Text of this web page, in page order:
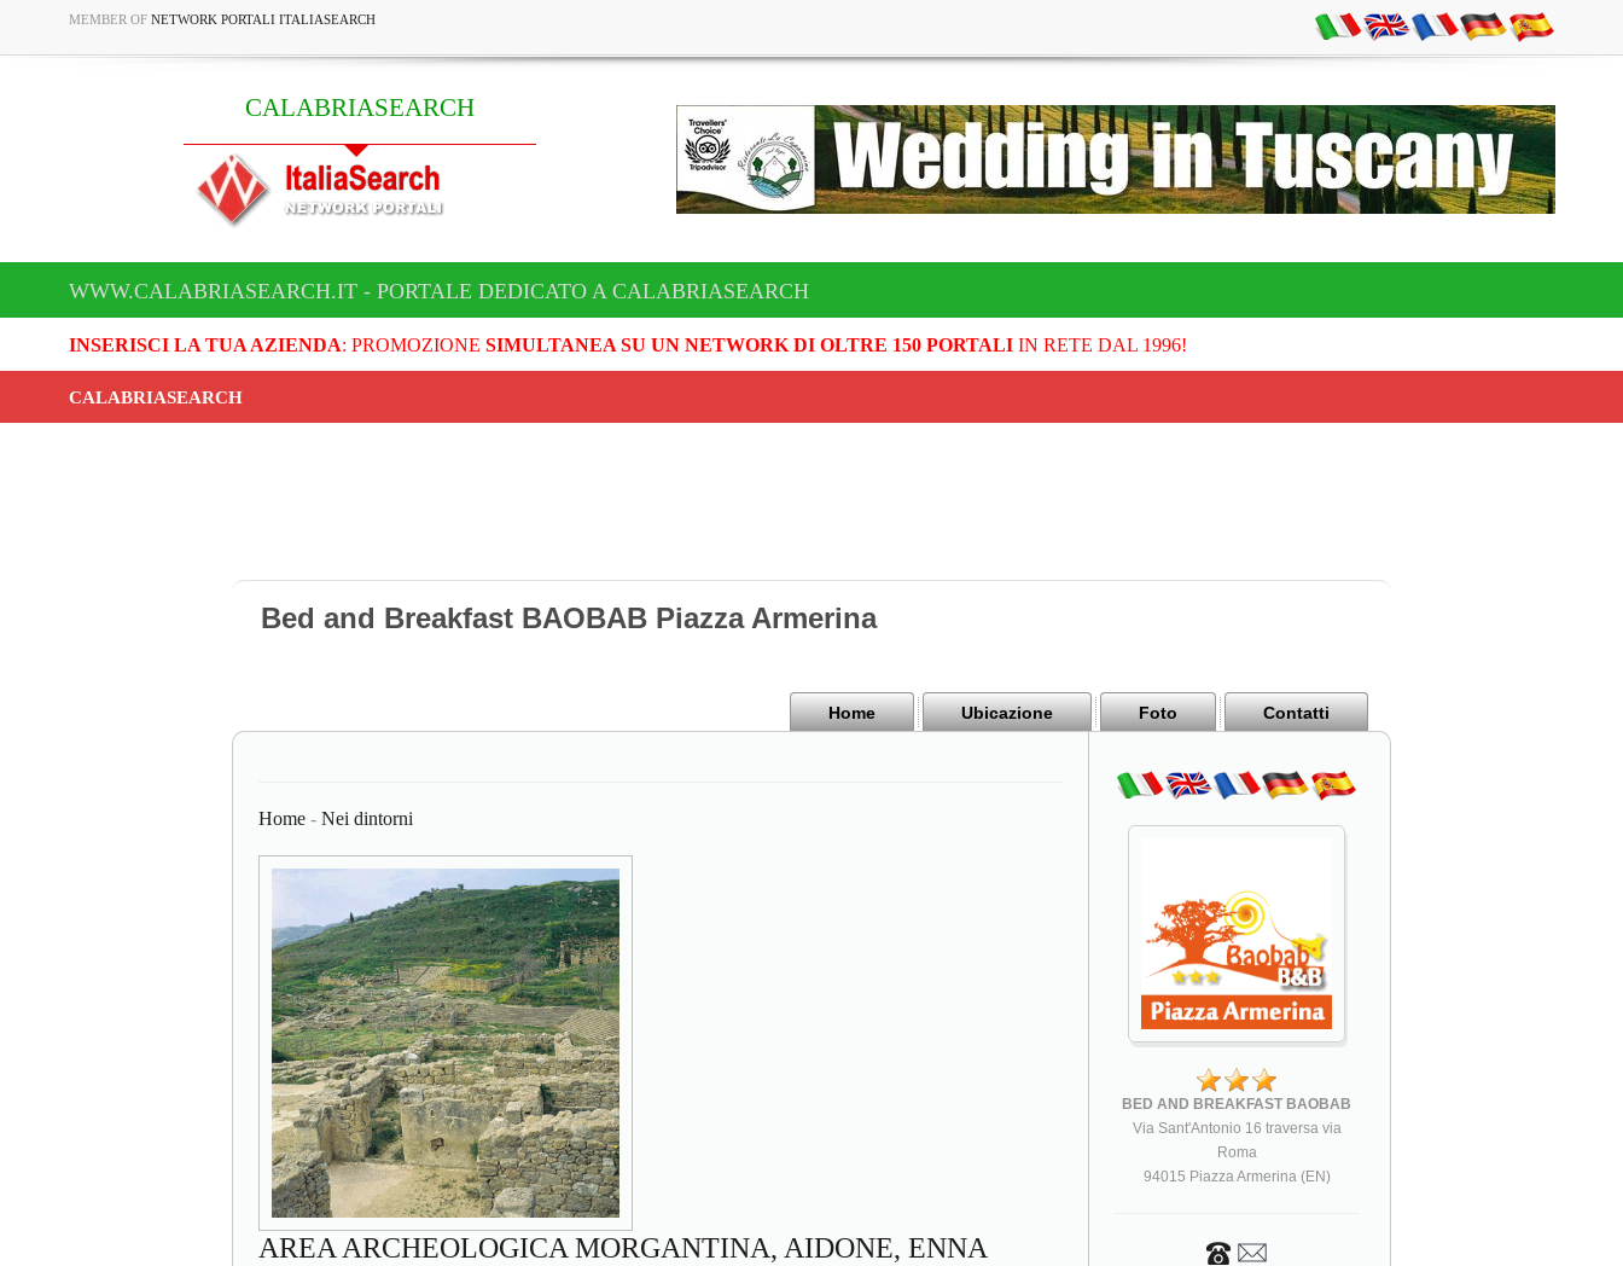
MEMBER OF NETWORK PORTALI ITALIASEARCH
CALABRIASEARCH
WWW.CALABRIASEARCH.IT - PORTALE DEDICATO A CALABRIASEARCH
INSERISCI LA TUA AZIENDA: PROMOZIONE SIMULTANEA SU UN NETWORK DI OLTRE 150 PORTALIIN RETE DAL 1996!
CALABRIASEARCH
Bed and Breakfast BAOBAB Piazza Armerina
Home Ubicazione Foto Contatti
Home - Nei dintorni
AREA ARCHEOLOGICA MORGANTINA, AIDONE, ENNA
BED AND BREAKFAST BAOBAB
Via Sant'Antonio 16 traversa via
Roma
94015 Piazza Armerina (EN)